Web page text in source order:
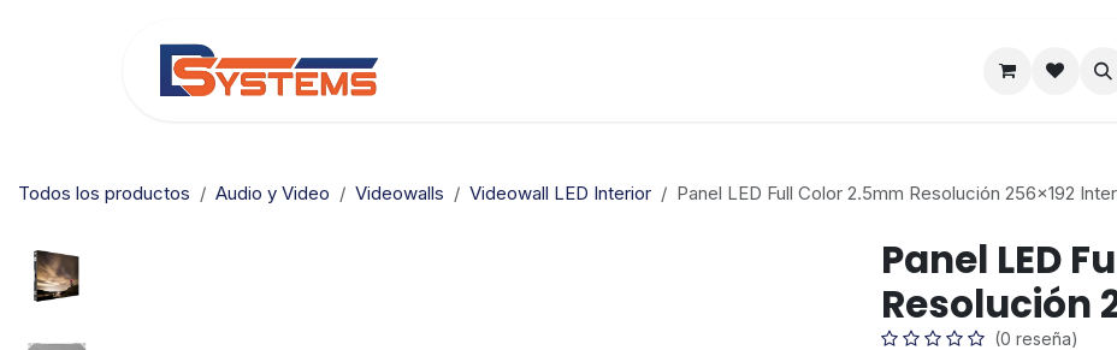
Todos los productos Audio y Video Videowalls Videowall LED Interior Panel LED Full Color 2.5mm Resolución 256x192
Panel LED
Resolución
(0 reseña)